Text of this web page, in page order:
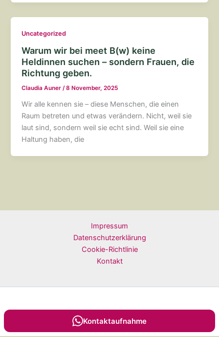
Uncategorized
Warum wir bei meet B(w) keine
Heldinnen suchen – sondern Frauen, die
Richtung geben.
Claudia Auner/8 November, 2025
Wir alle kennen sie – diese Menschen, die einen
Raum betreten und etwas verändern. Nicht, weil sie
laut sind, sondern weil sie echt sind. Weil sie eine
Haltung haben, die
Impressum
Datenschutzerklärung
Cookie-Richtlinie
Kontakt
Copyright © 2026
Kontaktaufnahme